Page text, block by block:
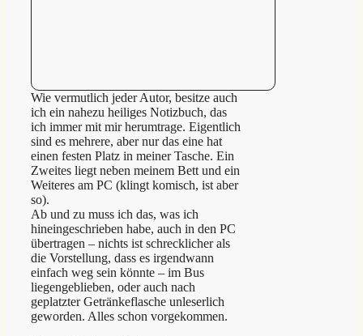
Wie vermutlich jeder Autor, besitze auch
ich ein nahezu heiliges Notizbuch, das
ich immer mit mir herumtrage. Eigentlich
sind es mehrere, aber nur das eine hat
einen festen Platz in meiner Tasche. Ein
Zweites liegt neben meinem Bett und ein
Weiteres am PC (klingt komisch, ist aber
so).
Ab und zu muss ich das, was ich
hineingeschrieben habe, auch in den PC
übertragen – nichts ist schrecklicher als
die Vorstellung, dass es irgendwann
einfach weg sein könnte – im Bus
liegengeblieben, oder auch nach
geplatzter Getränkeflasche unleserlich
geworden. Alles schon vorgekommen.